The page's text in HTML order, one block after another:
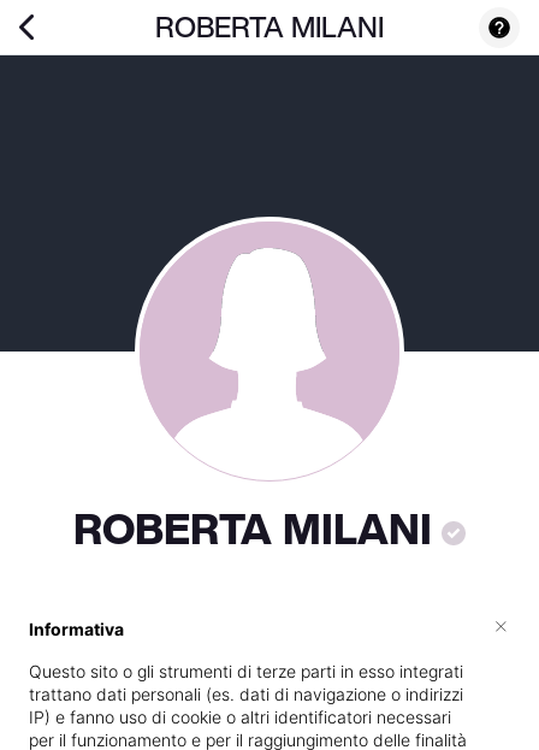
ROBERTA MILANI
ROBERTA MILANI
Specializzata inTrattamenti corpo
Vedi le informazioni di ROBERTA
Informativa
Questo sito o gli strumenti di terze parti in esso integrati
trattano dati personali (es. dati di navigazione o indirizzi
IP) e fanno uso di cookie o altri identificatori necessari
per il funzionamento e per il raggiungimento delle finalità
×